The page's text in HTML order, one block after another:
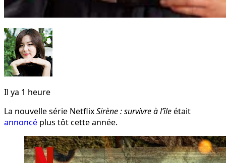
Il ya 1 heure
La nouvelle série NetflixSirène : survivre à l’îleétait
annoncé plus tôt cette année.